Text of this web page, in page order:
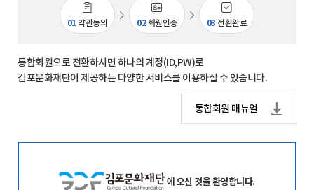
01 약관동의 02회원인증 03 전환완료
통합회원으로 전환하시면 하나의 계정(ID,PW)로
김포문화재단이 제공하는 다양한 서비스를 이용하실 수 있습니다.
통합회원 매뉴얼
에 오신 것을 환영합니다.